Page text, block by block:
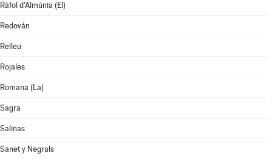
Ràfol d'Almúnia (El)
Redován
Relleu
Rojales
Romana (La)
Sagra
Salinas
Sanet y Negrals